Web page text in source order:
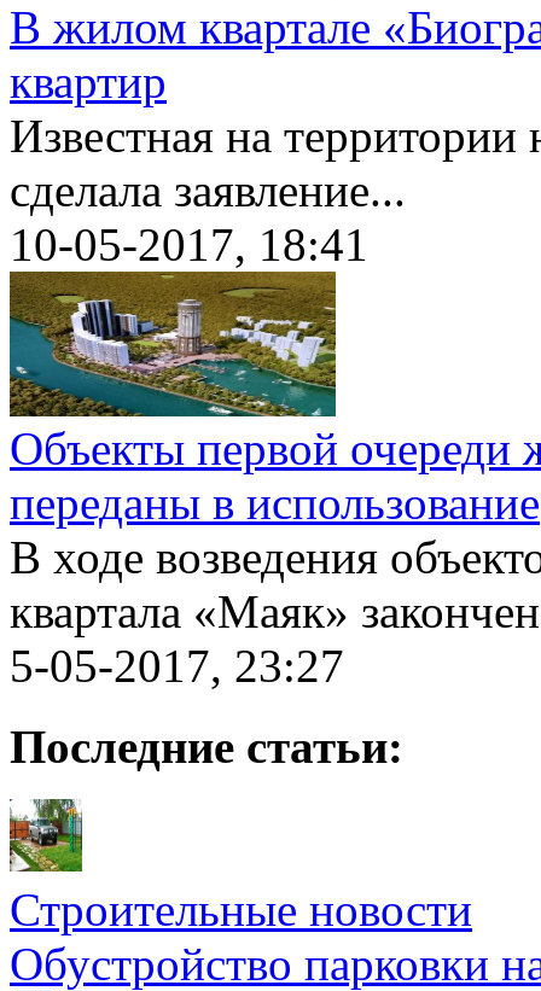
В жилом квартале
квартир
Известная на
сделала заявление...
10-05-2017, 18:41
Объекты первой очереди
переданы в использование
В ходе возведения
квартала «Маяк»
5-05-2017, 23:27
Последние статьи:
Строительные новости
Обустройство парковки